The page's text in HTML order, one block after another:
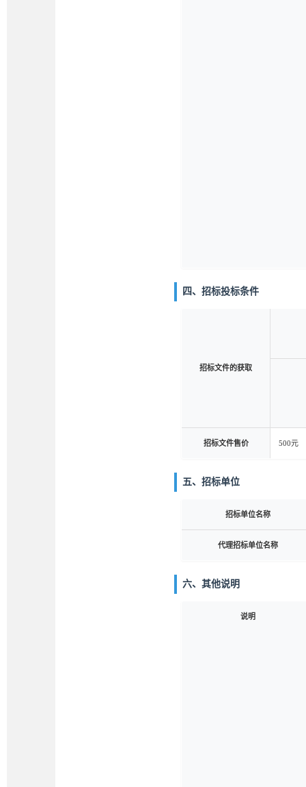
四、招标投标条件
招标文件的获取
招标文件售价 500元
五、招标单位
招标单位名称
代理招标单位名称
六、其他说明
说明